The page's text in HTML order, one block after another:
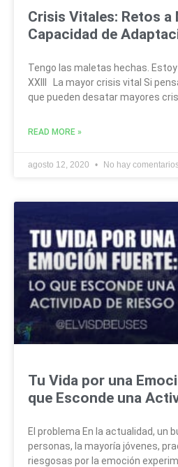
Crisis Vitales: Retos a
Capacidad de
Tengo las maletas hechas.
XXIII La mayor crisis vital Si
que pueden desatar mayores
READ MORE »
agosto 12, 2020 No hay
Tu Vida por una
que Esconde una
El problema En la actualidad, un
personas, la mayoría jóvenes,
riesgosas por la emoción